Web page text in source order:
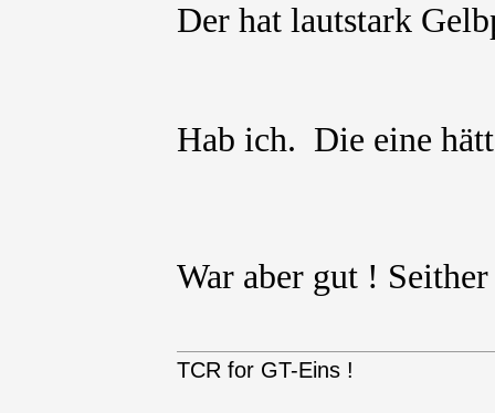
Der hat lautstark
Hab ich. Die eine
War aber gut !
TCR for GT-Eins !